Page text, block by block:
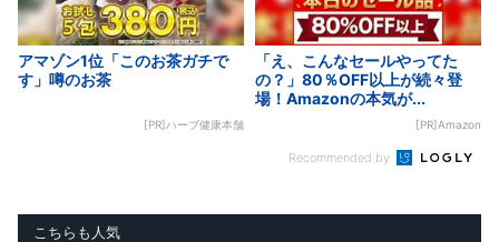
アマゾン1位「このお茶ガチで
す」噂のお茶
[PR]ハーブ健康本舗
「え、こんなセールやってた
の？」80％OFF以上が続々登
場！Amazonの本気が...
[PR]Amazon
Recommended by
こちらも人気